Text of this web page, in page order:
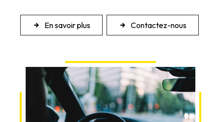
En savoir plus Contactez-nous